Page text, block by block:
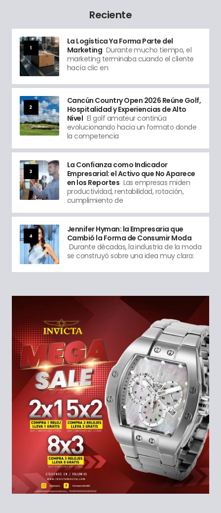
Reciente
1
La Logística Ya Forma Parte del
Marketing Durante mucho tiempo, el
marketing terminaba cuando el cliente
hacía clic en
2
Cancún Country Open 2026 Reúne Golf,
Hospitalidad y Experiencias de Alto
Nivel El golf amateur continúa
evolucionando hacia un formato donde
la competencia
3
La Confianza como Indicador
Empresarial: el Activo que No Aparece
en los Reportes Las empresas miden
productividad, rentabilidad, rotación,
cumplimiento de
4
Jennifer Hyman: la Empresaria que
Cambió la Forma de Consumir Moda
Durante décadas, la industria de la moda
se construyó sobre una idea muy clara: